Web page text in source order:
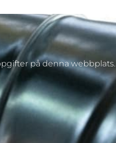
på denna webbplats.